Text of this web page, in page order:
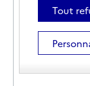
Adresse
1135 avenue de
59400-
03 27 81 04 41
Tout